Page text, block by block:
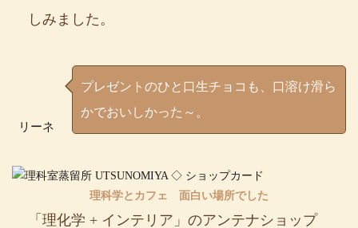
しみました。
リーネ
プレゼントのひと口生チョコも、口溶け滑ら
かでおいしかった～。
理科学とカフェ 面白い場所でした
「理化学 + インテリア」のアンテナショップ